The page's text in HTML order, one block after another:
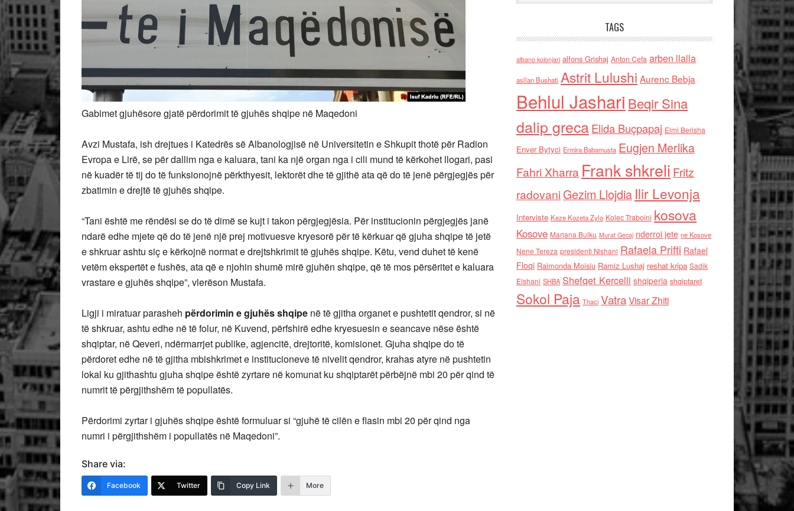
Gabimet gjuhësore gjatë përdorimit të gjuhës shqipe në Maqedoni
Avzi Mustafa, ish drejtues i Katedrës së Albanologjisë në Universitetin e Shkupit thotë për Radion
Evropa e Lirë, se për dallim nga e kaluara, tani ka një organ nga i cili mund të kërkohet llogari, pasi
në kuadër të tij do të funksionojnë përkthyesit, lektorët dhe të gjithë ata që do të jenë përgjegjës për
zbatimin e drejtë të gjuhës shqipe.
“Tani është me rëndësi se do të dimë se kujt i takon përgjegjësia. Për institucionin përgjegjës janë
ndarë edhe mjete që do të jenë një prej motivuesve kryesorë për të kërkuar që gjuha shqipe të jetë
e shkruar ashtu siç e kërkojnë normat e drejtshkrimit të gjuhës shqipe. Këtu, vend duhet të kenë
vetëm ekspertët e fushës, ata që e njohin shumë mirë gjuhën shqipe, që të mos përsëritet e kaluara
vrastare e gjuhës shqipe”, vlerëson Mustafa.
Ligji i miratuar parasheh përdorimin e gjuhës shqipe në të gjitha organet e pushtetit qendror, si në
të shkruar, ashtu edhe në të folur, në Kuvend, përfshirë edhe kryesuesin e seancave nëse është
shqiptar, në Qeveri, ndërmarrjet publike, agjencitë, drejtoritë, komisionet. Gjuha shqipe do të
përdoret edhe në të gjitha mbishkrimet e institucioneve të nivelit qendror, krahas atyre në pushtetin
lokal ku gjithashtu gjuha shqipe është zyrtare në komunat ku shqiptarët përbëjnë mbi 20 për qind të
numrit të përgjithshëm të popullatës.
Përdorimi zyrtar i gjuhës shqipe është formuluar si “gjuhë të cilën e flasin mbi 20 për qind nga
numri i përgjithshëm i popullatës në Maqedoni”.
Share via:
Facebook Twitter Copy Link More
TAGS
albano kolonjari alfons Grishaj Anton Cefa arben llalla
asllan Bushati Astrit Lulushi Aurenc Bebja
Behlul Jashari Beqir Sina
dalip grecaElida Buçpapaj Elmi Berisha
Enver Bytyci Ermira Babamusta Eugjen Merlika
Fahri Xharra Frank shkreli Fritz
radovaniGezim Llojdia Ilir Levonja
Interviste Keze Kozeta Zylo Kolec Traboini kosova
Kosove Marjana Bulku Murat Gecaj nderroi jete ne Kosove
Nene Tereza presidenti Nishani Rafaela Prifti Rafael
Floqi Raimonda Moisiu Ramiz Lushaj reshat kripa Sadik
Elshani SHBA Shefqet Kercelli shqiperia shqiptaret
Sokol Paja Thaci VatraVisar Zhiti